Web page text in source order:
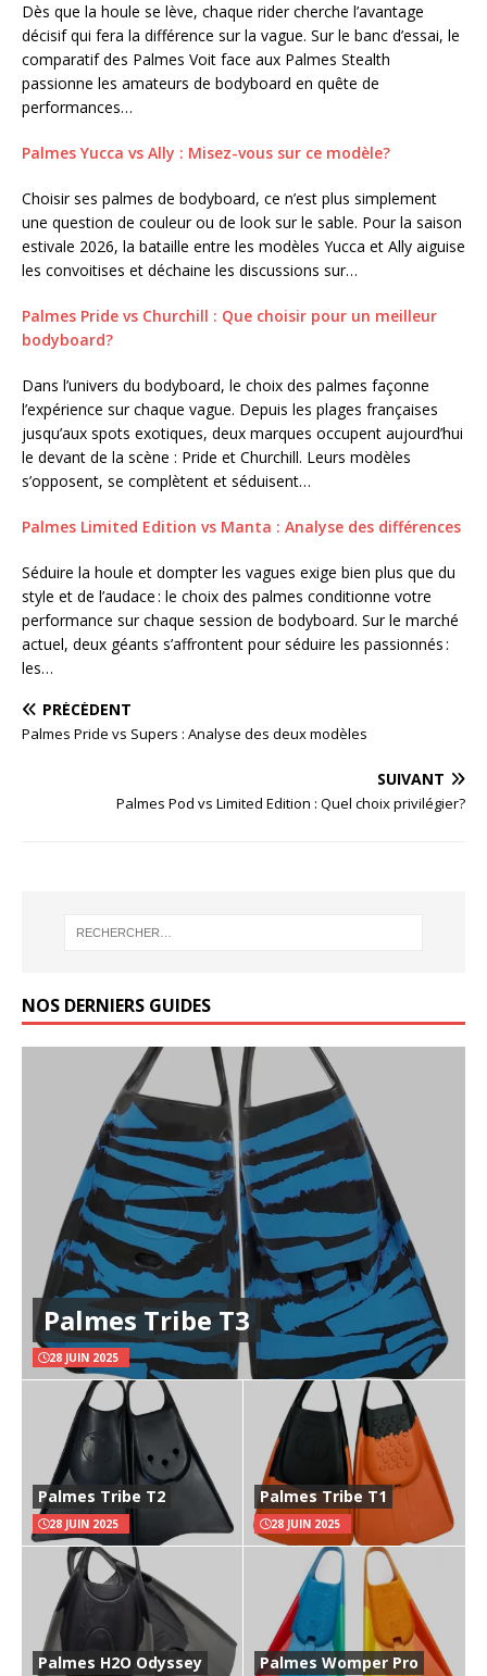
Dès que la houle se lève, chaque rider cherche l’avantage
décisif qui fera la différence sur la vague. Sur le banc d’essai, le
comparatif des Palmes Voit face aux Palmes Stealth
passionne les amateurs de bodyboard en quête de
performances…
Palmes Yucca vs Ally : Misez-vous sur ce modèle?
Choisir ses palmes de bodyboard, ce n’est plus simplement
une question de couleur ou de look sur le sable. Pour la saison
estivale 2026, la bataille entre les modèles Yucca et Ally aiguise
les convoitises et déchaine les discussions sur…
Palmes Pride vs Churchill : Que choisir pour un meilleur
bodyboard?
Dans l’univers du bodyboard, le choix des palmes façonne
l’expérience sur chaque vague. Depuis les plages françaises
jusqu’aux spots exotiques, deux marques occupent aujourd’hui
le devant de la scène : Pride et Churchill. Leurs modèles
s’opposent, se complètent et séduisent…
Palmes Limited Edition vs Manta : Analyse des différences
Séduire la houle et dompter les vagues exige bien plus que du
style et de l’audace : le choix des palmes conditionne votre
performance sur chaque session de bodyboard. Sur le marché
actuel, deux géants s’affrontent pour séduire les passionnés :
les…
PRÉCÉDENT
Palmes Pride vs Supers : Analyse des deux modèles
SUIVANT
Palmes Pod vs Limited Edition : Quel choix privilégier?
NOS DERNIERS GUIDES
Palmes Tribe T3
28 JUIN 2025
Palmes Tribe T2
28 JUIN 2025
Palmes Tribe T1
28 JUIN 2025
Palmes H2O Odyssey Palmes Womper Pro